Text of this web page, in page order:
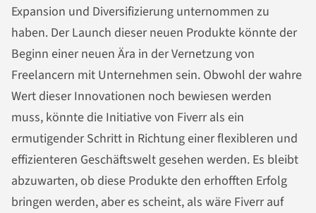
Expansion und Diversifizierung unternommen zu
haben. Der Launch dieser neuen Produkte könnte der
Beginn einer neuen Ära in der Vernetzung von
Freelancern mit Unternehmen sein. Obwohl der wahre
Wert dieser Innovationen noch bewiesen werden
muss, könnte die Initiative von Fiverr als ein
ermutigender Schritt in Richtung einer flexibleren und
effizienteren Geschäftswelt gesehen werden. Es bleibt
abzuwarten, ob diese Produkte den erhofften Erfolg
bringen werden, aber es scheint, als wäre Fiverr auf